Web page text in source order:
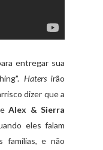
entregar sua
Hatersirão
dizer que a
Alex & Sierra
eles falam
famílias, e não